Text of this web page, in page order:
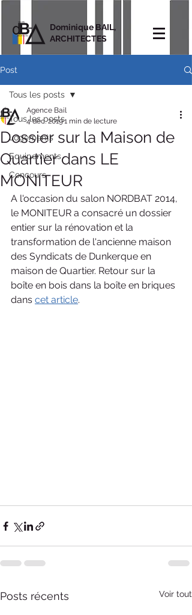
Dominique BAIL,
ARCHITECTES
Post
Tous les posts
Logements
Equipements
Concours
Tous les posts
Dossier sur la Maison de
Quartier dans LE
MONITEUR
Agence Bail
4 déc. 20191 min de lecture
A l'occasion du salon NORDBAT 2014,
le MONITEUR a consacré un dossier
entier sur la rénovation et la
transformation de l'ancienne maison
des Syndicats de Dunkerque en
maison de Quartier. Retour sur la
boîte en bois dans la boîte en briques
dans cet article.
Posts récents Voir tout